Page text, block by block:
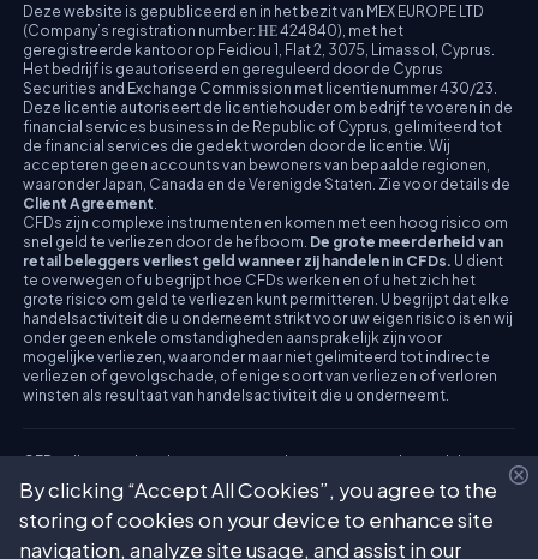
Deze website is gepubliceerd en in het bezit van MEX EUROPE LTD
(Company’s registration number: ΗΕ 424840), met het
geregistreerde kantoor op Feidiou 1, Flat 2, 3075, Limassol, Cyprus.
Het bedrijf is geautoriseerd en gereguleerd door de Cyprus
Securities and Exchange Commission met licentienummer 430/23.
Deze licentie autoriseert de licentiehouder om bedrijf te voeren in de
financial services business in de Republic of Cyprus, gelimiteerd tot
de financial services die gedekt worden door de licentie. Wij
accepteren geen accounts van bewoners van bepaalde regionen,
waaronder Japan, Canada en de Verenigde Staten. Zie voor details de
Client Agreement
CFDs zijn complexe instrumenten en komen met een hoog risico om
snel geld te verliezen door de hefboom. De grote meerderheid van
retail beleggers verliest geld wanneer zij handelen in CFDs. U dient
te overwegen of u begrijpt hoe CFDs werken en of u het zich het
grote risico om geld te verliezen kunt permitteren. U begrijpt dat elke
handelsactiviteit die u onderneemt strikt voor uw eigen risico is en wij
onder geen enkele omstandigheden aansprakelijk zijn voor
mogelijke verliezen, waaronder maar niet gelimiteerd tot indirecte
verliezen of gevolgschade, of enige soort van verliezen of verloren
winsten als resultaat van handelsactiviteit die u onderneemt.
CFDs zijn complexe instrumenten en komen met een hoog risico om
snel geld te verliezen door de hefboom.
De grote meerderheid van
retail beleggers verliest geld wanneer zij handelen in CFDs.U dient
te overwegen of u begrijpt hoe CFDs werken en of u het zich het
By clicking “Accept All Cookies”, you agree to the
storing of cookies on your device to enhance site
navigation, analyze site usage, and assist in our